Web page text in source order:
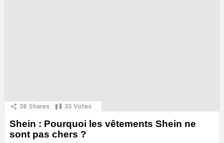
38 Shares 33 Votes
Shein : Pourquoi les vêtements Shein ne
sont pas chers ?